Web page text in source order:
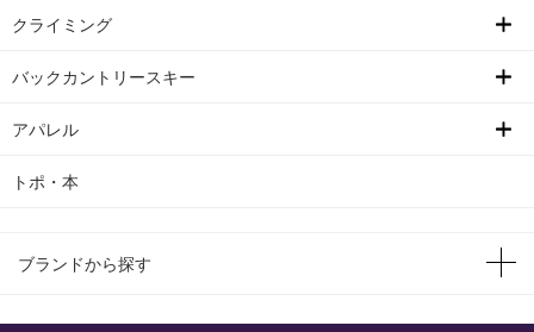
クライミング
バックカントリースキー
アパレル
トポ・本
ブランドから探す